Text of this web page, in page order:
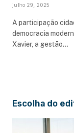
julho 29, 2025
A participação
democracia
Xavier, a gestão…
Escolha do